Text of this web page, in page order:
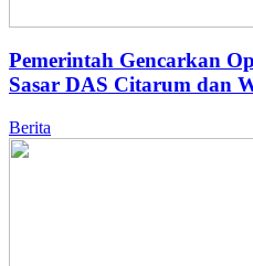
Pemerintah Gencarkan
Sasar DAS Citarum dan
Berita